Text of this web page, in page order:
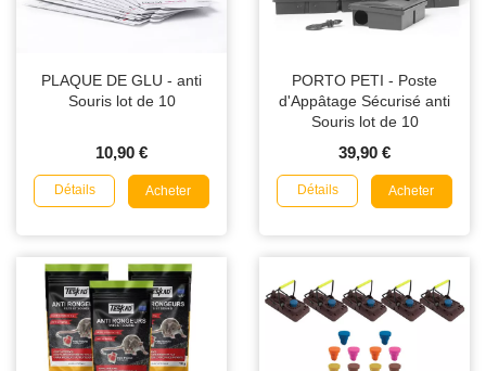
PLAQUE DE GLU - anti
Souris lot de 10
10,90 €
Détails Acheter
PORTO PETI - Poste
d'Appâtage Sécurisé anti
Souris lot de 10
39,90 €
Détails Acheter